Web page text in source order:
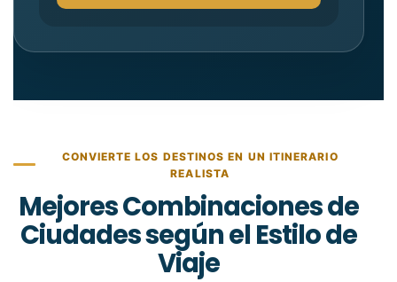
CONVIERTE LOS DESTINOS EN UN ITINERARIO
REALISTA
Mejores Combinaciones de
Ciudades según el Estilo de
Viaje